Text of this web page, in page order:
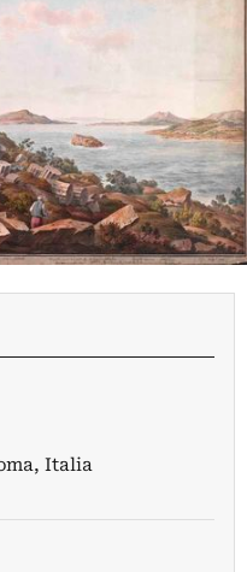
Italia